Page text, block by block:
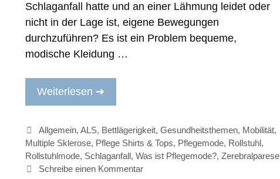
Schlaganfall hatte und an einer Lähmung leidet oder
nicht in der Lage ist, eigene Bewegungen
durchzuführen? Es ist ein Problem bequeme,
modische Kleidung …
Weiterlesen ➔
Kategorien
Allgemein, ALS, Bettlägerigkeit, Gesundheitsthemen, Mobilität,
Multiple Sklerose, Pflege Shirts & Tops, Pflegemode, Rollstuhl,
Rollstuhlmode, Schlaganfall,Was ist Pflegemode?,Zerebralparese
Schreibe einen Kommentar